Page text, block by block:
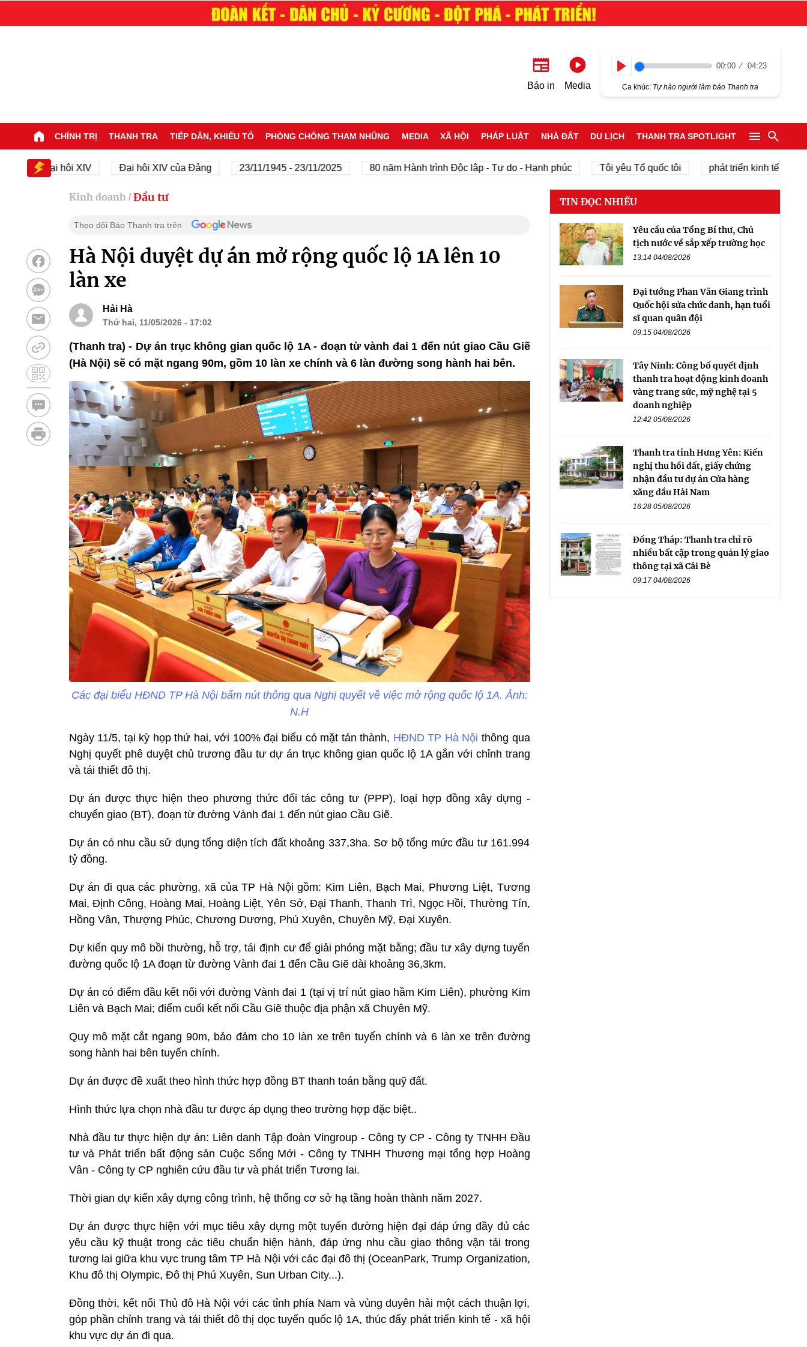
Báo in Media
00:00 04:23
Ca khúc: Tự hào người làm báo Thanh tra
CHÍNH TRỊ THANH TRA TIẾP DÂN, KHIẾU TỐ PHÒNG CHỐNG THAM NHŨNG MEDIA XÃ HỘI PHÁP LUẬT NHÀ ĐẤT DU LỊCH THANH TRA SPOTLIGHT
Đại hội XIV Đại hội XIV của Đảng 23/11/1945 - 23/11/2025 80 năm Hành trình Độc lập - Tự do - Hạnh phúc Tôi yêu Tổ quốc tôi phát triển kinh tế tư nhân
Kinh doanh / Đầu tư
Theo dõi Báo Thanh tra trên
Hà Nội duyệt dự án mở rộng quốc lộ 1A lên 10
làn xe
Hải Hà
Thứ hai, 11/05/2026 - 17:02
(Thanh tra) - Dự án trục không gian quốc lộ 1A - đoạn từ vành đai 1 đến nút giao Cầu Giẽ
(Hà Nội) sẽ có mặt ngang 90m, gồm 10 làn xe chính và 6 làn đường song hành hai bên.
Các đại biểu HĐND TP Hà Nội bấm nút thông qua Nghị quyết về việc mở rộng quốc lộ 1A. Ảnh:
N.H
Ngày 11/5, tại kỳ họp thứ hai, với 100% đại biểu có mặt tán thành, HĐND TP Hà Nội thông qua
Nghị quyết phê duyệt chủ trương đầu tư dự án trục không gian quốc lộ 1A gắn với chỉnh trang
và tái thiết đô thị.
Dự án được thực hiện theo phương thức đối tác công tư (PPP), loại hợp đồng xây dựng -
chuyển giao (BT), đoạn từ đường Vành đai 1 đến nút giao Cầu Giẽ.
Dự án có nhu cầu sử dụng tổng diện tích đất khoảng 337,3ha. Sơ bộ tổng mức đầu tư 161.994
tỷ đồng.
Dự án đi qua các phường, xã của TP Hà Nội gồm: Kim Liên, Bạch Mai, Phương Liệt, Tương
Mai, Định Công, Hoàng Mai, Hoàng Liệt, Yên Sở, Đại Thanh, Thanh Trì, Ngọc Hồi, Thường Tín,
Hồng Vân, Thượng Phúc, Chương Dương, Phú Xuyên, Chuyên Mỹ, Đại Xuyên.
Dự kiến quy mô bồi thường, hỗ trợ, tái định cư để giải phóng mặt bằng; đầu tư xây dựng tuyến
đường quốc lộ 1A đoạn từ đường Vành đai 1 đến Cầu Giẽ dài khoảng 36,3km.
Dự án có điểm đầu kết nối với đường Vành đai 1 (tại vị trí nút giao hầm Kim Liên), phường Kim
Liên và Bạch Mai; điểm cuối kết nối Cầu Giẽ thuộc địa phận xã Chuyên Mỹ.
Quy mô mặt cắt ngang 90m, bảo đảm cho 10 làn xe trên tuyến chính và 6 làn xe trên đường
song hành hai bên tuyến chính.
Dự án được đề xuất theo hình thức hợp đồng BT thanh toán bằng quỹ đất.
Hình thức lựa chọn nhà đầu tư được áp dụng theo trường hợp đặc biệt..
Nhà đầu tư thực hiện dự án: Liên danh Tập đoàn Vingroup - Công ty CP - Công ty TNHH Đầu
tư và Phát triển bất động sản Cuộc Sống Mới - Công ty TNHH Thương mại tổng hợp Hoàng
Vân - Công ty CP nghiên cứu đầu tư và phát triển Tương lai.
Thời gian dự kiến xây dựng công trình, hệ thống cơ sở hạ tầng hoàn thành năm 2027.
Dự án được thực hiện với mục tiêu xây dựng một tuyến đường hiện đại đáp ứng đầy đủ các
yêu cầu kỹ thuật trong các tiêu chuẩn hiện hành, đáp ứng nhu cầu giao thông vận tải trong
tương lai giữa khu vực trung tâm TP Hà Nội với các đại đô thị (OceanPark, Trump Organization,
Khu đô thị Olympic, Đô thị Phú Xuyên, Sun Urban City...).
Đồng thời, kết nối Thủ đô Hà Nội với các tỉnh phía Nam và vùng duyên hải một cách thuận lợi,
góp phần chỉnh trang và tái thiết đô thị dọc tuyến quốc lộ 1A, thúc đẩy phát triển kinh tế - xã hội
khu vực dự án đi qua.
TIN ĐỌC NHIỀU
Yêu cầu của Tổng Bí thư, Chủ
tịch nước về sắp xếp trường học
13:14 04/08/2026
Đại tướng Phan Văn Giang trình
Quốc hội sửa chức danh, hạn tuổi
sĩ quan quân đội
09:15 04/08/2026
Tây Ninh: Công bố quyết định
thanh tra hoạt động kinh doanh
vàng trang sức, mỹ nghệ tại 5
doanh nghiệp
12:42 05/08/2026
Thanh tra tỉnh Hưng Yên: Kiến
nghị thu hồi đất, giấy chứng
nhận đầu tư dự án Cửa hàng
xăng dầu Hải Nam
16:28 05/08/2026
Đồng Tháp: Thanh tra chỉ rõ
nhiều bất cập trong quản lý giao
thông tại xã Cái Bè
09:17 04/08/2026